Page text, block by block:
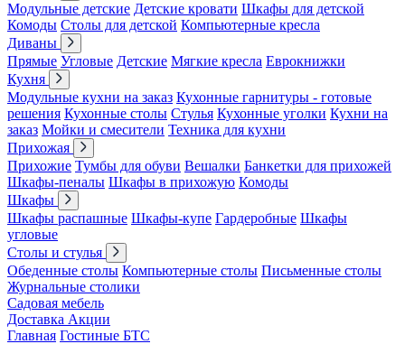
Модульные детские Детские кровати Шкафы для детской
Комоды Столы для детской Компьютерные кресла
Диваны
Прямые Угловые Детские Мягкие кресла Еврокнижки
Кухня
Модульные кухни на заказ Кухонные гарнитуры - готовые
решения Кухонные столы Стулья Кухонные уголки Кухни на
заказ Мойки и смесители Техника для кухни
Прихожая
Прихожие Тумбы для обуви Вешалки Банкетки для прихожей
Шкафы-пеналы Шкафы в прихожую Комоды
Шкафы
Шкафы распашные Шкафы-купе Гардеробные Шкафы
угловые
Столы и стулья
Обеденные столы Компьютерные столы Письменные столы
Журнальные столики
Садовая мебель
Доставка Акции
Главная Гостиные БТС